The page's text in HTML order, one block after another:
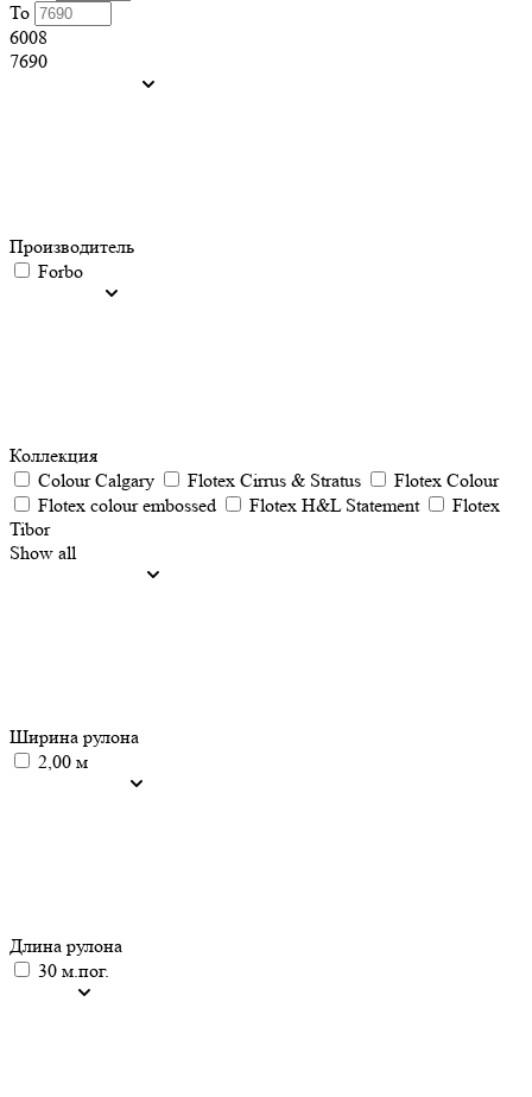
To
6008
7690
Производитель
Forbo
Коллекция
Colour Calgary
Flotex Cirrus & Stratus
Flotex Colour
Flotex colour embossed
Flotex H&L Statement
Flotex
Tibor
Show all
Ширина рулона
2,00 м
Длина рулона
30 м.пог.